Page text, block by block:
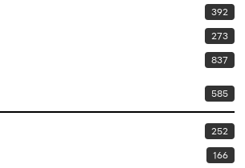
392
273
837
585
252
166